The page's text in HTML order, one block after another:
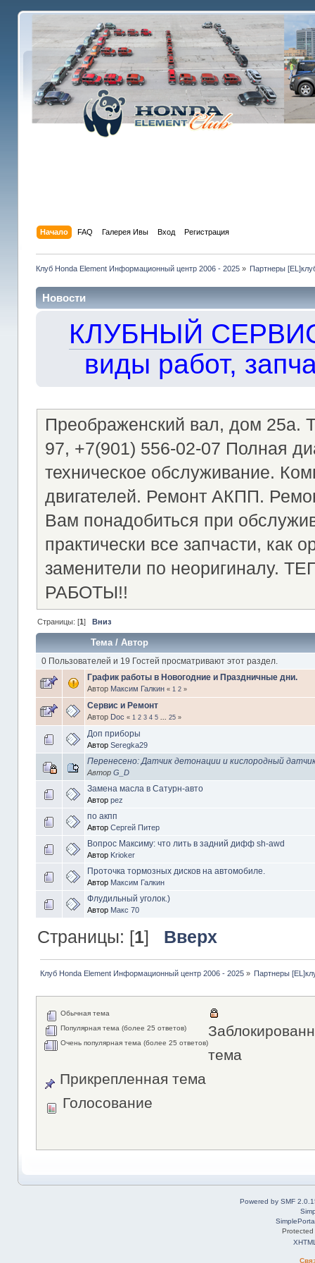
Начало FAQ Галерея Ивы Вход Регистрация
Клуб Honda Element Информационный центр 2006 - 2025» Партнеры
Новости
КЛУБНЫЙ
виды работ,
Преображенский вал, дом 25а.
97, +7(901) 556-02-07 Полная
техническое обслуживание.
двигателей. Ремонт АКПП.
Вам понадобиться при
практически все запчасти, как
заменители по
РАБОТЫ!!
Страницы: [1] Вниз
Тема/ Автор
0 Пользователей и 19 Гостей просматривают этот раздел.
График работы в Новогодние и Праздничные дни.
Автор Максим Галкин « 1 2»
Сервис и Ремонт
Автор Doc « 1 2 3 4 5 25»
Доп приборы
Автор Seregka29
Перенесено: Датчик детонации и кислородный
Автор G_D
Замена масла в Сатурн-авто
Автор pez
по акпп
Автор Сергей Питер
Вопрос Максиму: что лить в задний дифф sh-awd
Автор Krioker
Проточка тормозных дисков на автомобиле.
Автор Максим Галкин
Флудильный уголок.)
Автор Макс 70
Страницы: [1] Вверх
Клуб Honda Element Информационный центр 2006 - 2025» Партнеры
Обычная тема
Популярная тема (более 25 ответов)
Очень популярная тема (более 25 ответов)
тема
Прикрепленная тема
Голосование
Powered by SMF